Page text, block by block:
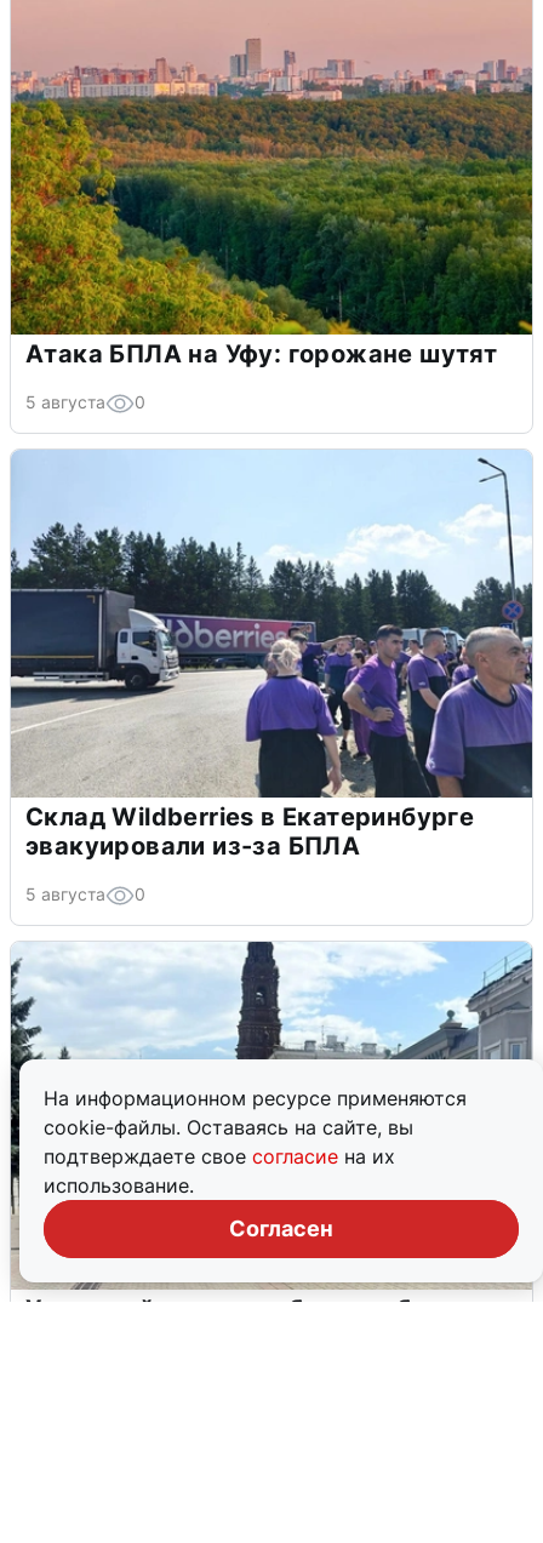
На информационном ресурсе применяются
cookie-файлы. Оставаясь на сайте, вы
подтверждаете свое согласие на их
использование.
Согласен
Атака БПЛА на Уфу: горожане шутят
5 августа 0
Склад Wildberries в Екатеринбурге
эвакуировали из-за БПЛА
5 августа 0
У соседей пожар и сбои: что было при